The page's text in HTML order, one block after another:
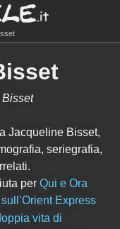
Jacqueline Bisset,
seriegrafia,
perQui e Ora
Express
vita di